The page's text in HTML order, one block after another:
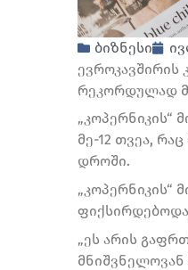
ბიზნესი
რეკორდულად
„კოპერნიკის“
მე-12 თვეა,
დროში.
„კოპერნიკის“
„ეს არის
მნიშვნელოვან